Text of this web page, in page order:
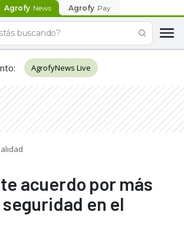
Agrofy News Agrofy Pay
: AgrofyNews Live
acuerdo por más
en el